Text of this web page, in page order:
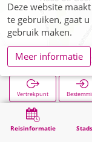
Reisinformatie
Wegberg,
Vertrekpunt
Vrije tijd & toerisme
Deze website
te gebruiken, gaat
gebruik maken.
Meer informatie